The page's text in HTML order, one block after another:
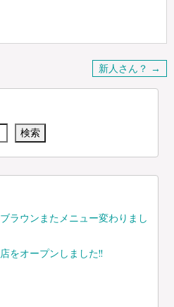
新人さん？ →
検索
ラウンまたメニュー変わりまし
をオープンしました!!